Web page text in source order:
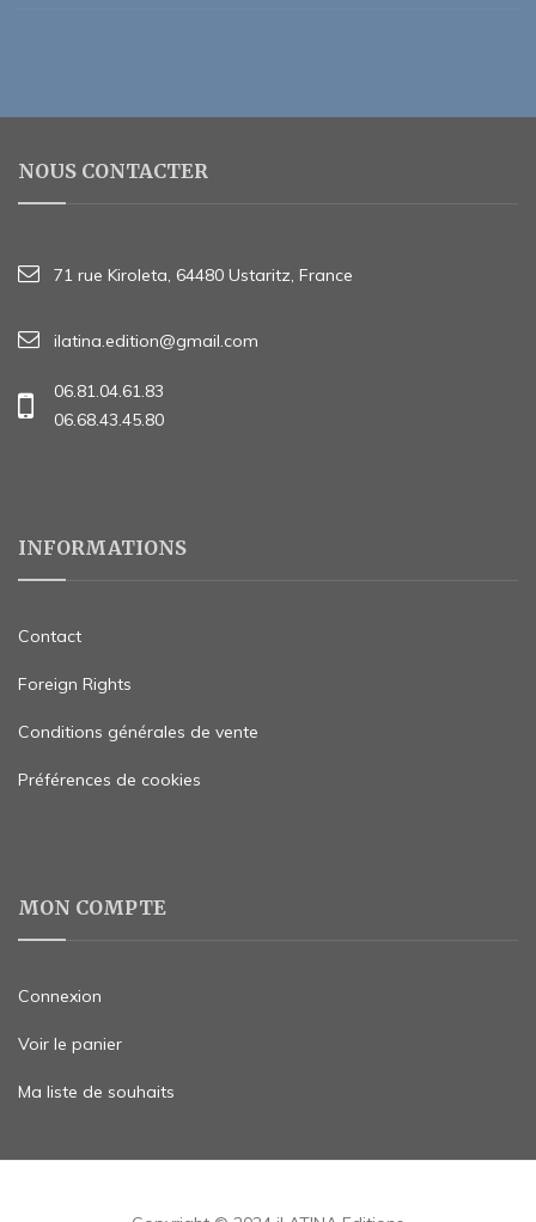
NOUS CONTACTER
71 rue Kiroleta, 64480 Ustaritz, France
ilatina.edition@gmail.com
06.81.04.61.83
06.68.43.45.80
INFORMATIONS
Contact
Foreign Rights
Conditions générales de vente
Préférences de cookies
MON COMPTE
Connexion
Voir le panier
Ma liste de souhaits